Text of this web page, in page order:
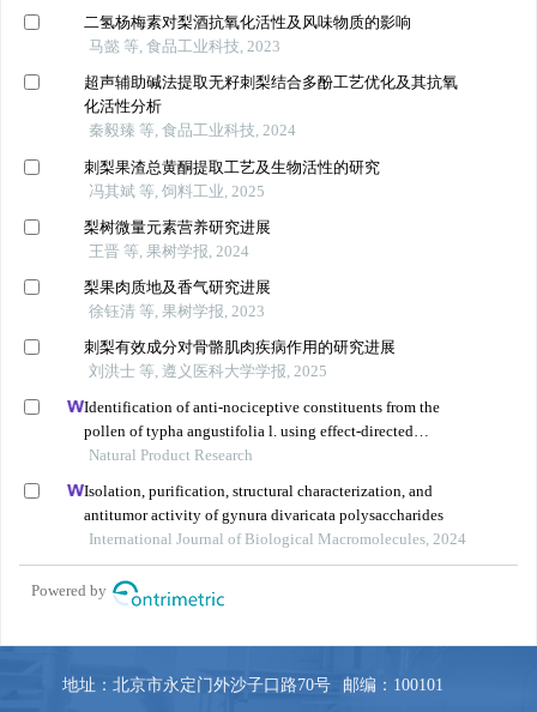
地址：北京市永定门外沙子口路70号 邮编：100101